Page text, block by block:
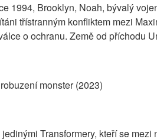
1994, Brooklyn, Noah, bývalý
třístranným konfliktem mezi
o ochranu. Země od příchodu
monster (2023)
Transformery, kteří se